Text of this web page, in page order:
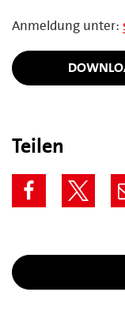
Anmeldung unter:
Teilen